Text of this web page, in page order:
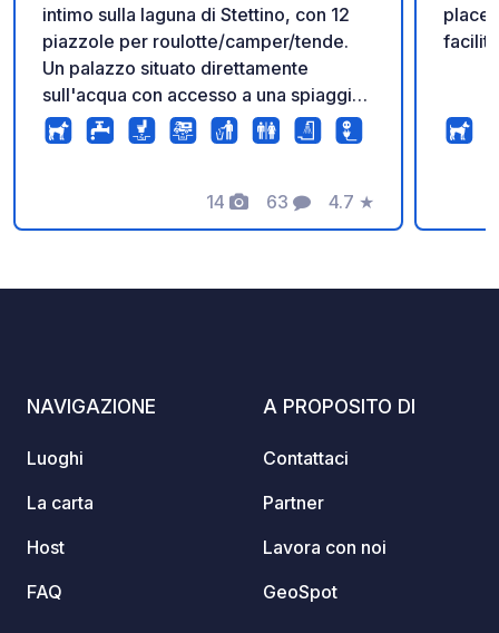
intimo sulla laguna di Stettino, con 12
piazzole per roulotte/camper/tende.
Un palazzo situato direttamente
sull'acqua con accesso a una spiaggia
privata. Un luogo unico per chi ama la
pace e la tranquillità. Il costo del
al giorno (il prezzo include un'ampia
piazzola, elettricità e noleggio gratuito
14
Foto
63
Commenti
4.7
Valutazione
★
NAVIGAZIONE
Luoghi
La carta
Host
FAQ
A PROPOSITO DI
Contattaci
Partner
Lavora con noi
GeoSpot